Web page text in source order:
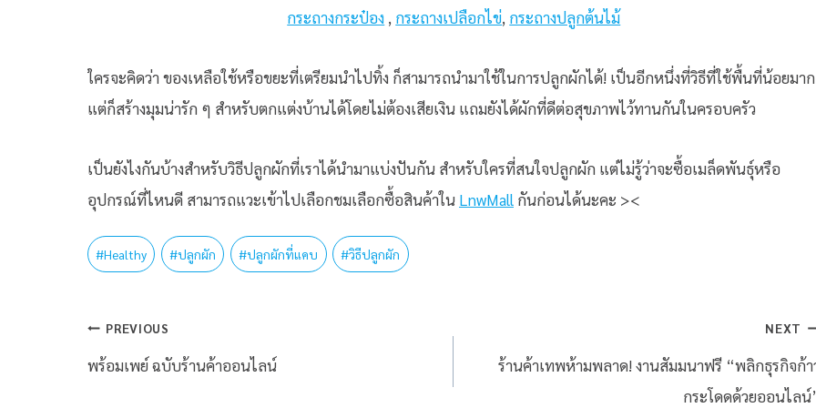
กระถางกระป๋อง , กระถางเปลือกไข่, กระถางปลูกต้นไม้
ใครจะคิดว่า ของเหลือใช้หรือขยะที่เตรียมนำไปทิ้ง ก็สามารถนำมาใช้ในการปลูกผักได้! เป็นอีกหนึ่งที่วิธีที่ใช้พื้นที่น้อยมาก
แต่ก็สร้างมุมน่ารัก ๆ สำหรับตกแต่งบ้านได้โดยไม่ต้องเสียเงิน แถมยังได้ผักที่ดีต่อสุขภาพไว้ทานกันในครอบครัว
เป็นยังไงกันบ้างสำหรับวิธีปลูกผักที่เราได้นำมาแบ่งปันกัน สำหรับใครที่สนใจปลูกผัก แต่ไม่รู้ว่าจะซื้อเมล็ดพันธุ์หรือ
อุปกรณ์ที่ไหนดี สามารถแวะเข้าไปเลือกชมเลือกซื้อสินค้าใน LnwMall กันก่อนได้นะคะ ><
#Healthy #ปลูกผัก #ปลูกผักที่แคบ #วิธีปลูกผัก
PREVIOUS
พร้อมเพย์ ฉบับร้านค้าออนไลน์
NEXT
ร้านค้าเทพห้ามพลาด! งานสัมมนาฟรี “พลิกธุรกิจก้า
กระโดดด้วยออนไลน์